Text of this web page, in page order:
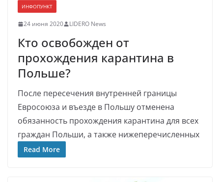
ИНФОПУНКТ
24 июня 2020 LIDERO News
Кто освобожден от
прохождения карантина в
Польше?
После пересечения внутренней границы
Евросоюза и въезде в Польшу отменена
обязанность прохождения карантина для всех
граждан Польши, а также нижеперечисленных
Read More